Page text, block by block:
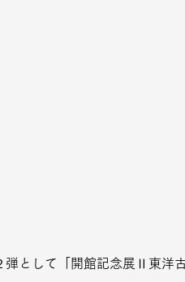
として「開館記念展Ⅱ東洋